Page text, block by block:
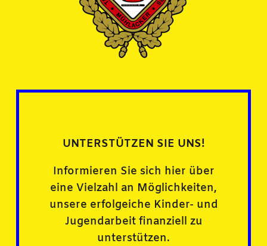
UNTERSTÜTZEN SIE UNS!
Informieren Sie sich hier über
eine Vielzahl an Möglichkeiten,
unsere erfolgeiche Kinder- und
Jugendarbeit finanziell zu
unterstützen.